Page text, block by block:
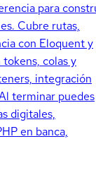
para
Cubre rutas,
con Eloquent y
colas y
integración
terminar puedes
digitales,
en banca,